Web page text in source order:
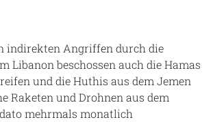
indirekten Angriffen durch die
Libanon beschossen auch die Hamas
und die Huthis aus dem Jemen
Raketen und Drohnen aus dem
mehrmals monatlich